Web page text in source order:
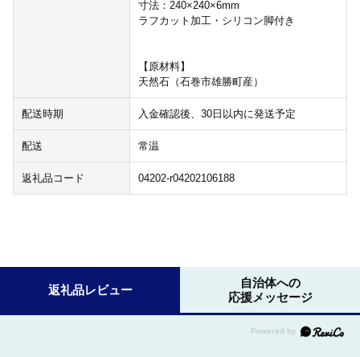
寸法：240×240×6mm
ラフカット加工・シリコン脚付き
【原材料】
天然石（石巻市雄勝町産）
配送時期 入金確認後、30日以内に発送予定
配送 常温
返礼品コード 04202-r04202106188
返礼品レビュー
自治体への
応援メッセージ